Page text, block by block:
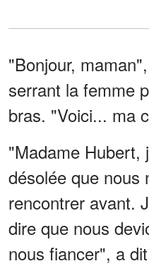
"Bonjour,
serrant la femme
bras. "Voici... ma
"Madame Hubert,
désolée que nous
rencontrer avant.
dire que nous
nous fiancer", a